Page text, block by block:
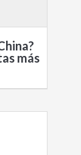
más